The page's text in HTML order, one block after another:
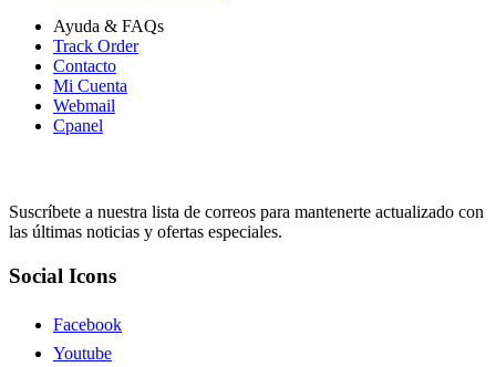
Ayuda & FAQs
Track Order
Contacto
Mi Cuenta
Webmail
Cpanel
Suscríbete a nuestra lista de correos para mantenerte actualizado con
las últimas noticias y ofertas especiales.
Social Icons
Facebook
Youtube